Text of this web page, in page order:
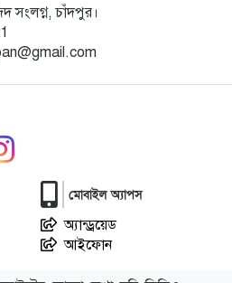
এন্টারপ্রাইজের মালিককে ২৫
সমালোচক পুরস্কার ২০২৫ : সেরা
জায়গা করে নিলেন
বাঙালি সংস্কৃতি ও ঐতিহ্যের
সংলগ্ন, চাঁদপুর।
মোবাইল অ্যাপস
অ্যান্ড্রয়েড
আইফোন